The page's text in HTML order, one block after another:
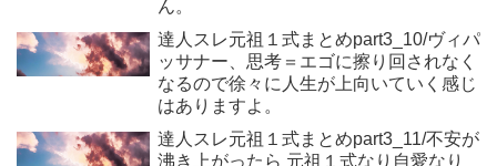
ん。
達人スレ元祖１式まとめpart3_10/ヴィパ
ッサナー、思考＝エゴに擦り回されなく
なるので徐々に人生が上向いていく感じ
はありますよ。
達人スレ元祖１式まとめpart3_11/不安が
沸き上がったら 元祖１式なり自愛なり